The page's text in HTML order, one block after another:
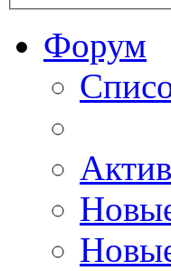
Форум